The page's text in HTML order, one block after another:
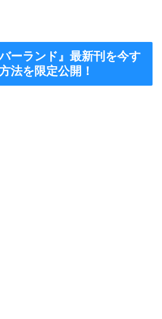
ーランド』最新刊を今す
法を限定公開！